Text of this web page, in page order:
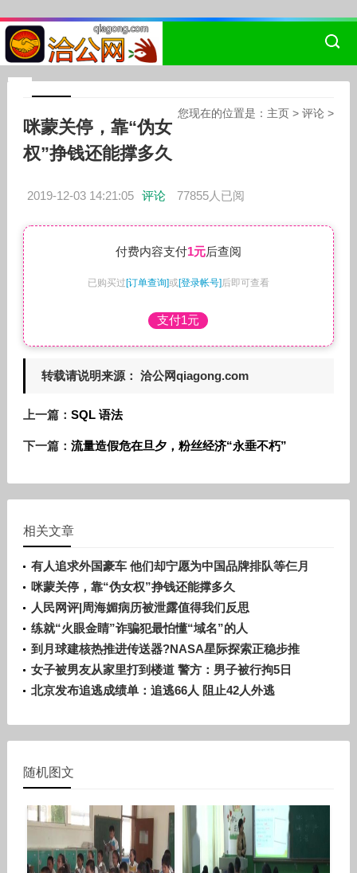
您现在的位置是： 主页 >评论 >
咪蒙关停，靠“伪女
权”挣钱还能撑多久
2019-12-03 14:21:05 评论 77855人已阅
付费内容支付1元后查阅
已购买过[订单查询]或[登录帐号]后即可查看
支付1元
转载请说明来源： 洽公网qiagong.com
上一篇： SQL 语法
下一篇： 流量造假危在旦夕，粉丝经济“永垂不朽”
相关文章
有人追求外国豪车 他们却宁愿为中国品牌排队等仨月
咪蒙关停，靠“伪女权”挣钱还能撑多久
人民网评|周海媚病历被泄露值得我们反思
练就“火眼金睛”诈骗犯最怕懂“域名”的人
到月球建核热推进传送器?NASA星际探索正稳步推
进
女子被男友从家里打到楼道 警方：男子被行拘5日
北京发布追逃成绩单：追逃66人 阻止42人外逃
随机图文